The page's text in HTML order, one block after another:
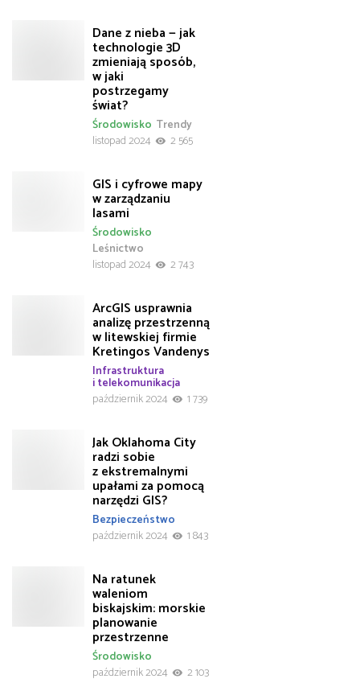
Dane z nieba — jak
technologie 3D
zmieniają sposób,
w jaki
postrzegamy
świat?
Środowisko Trendy
listopad 2024
2 565
GIS i cyfrowe mapy
w zarządzaniu
lasami
Leśnictwo
Środowisko
listopad 2024
2 743
ArcGIS usprawnia
analizę przestrzenną
w litewskiej firmie
Kretingos Vandenys
Infrastruktura
i telekomunikacja
październik 2024
1 739
Jak Oklahoma City
radzi sobie
z ekstremalnymi
upałami za pomocą
narzędzi GIS?
Bezpieczeństwo
październik 2024
1 843
Na ratunek
waleniom
biskajskim: morskie
planowanie
przestrzenne
Środowisko
październik 2024
2 103